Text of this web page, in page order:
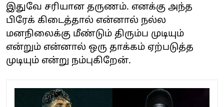
இதுவே சரியான தருணம். எனக்கு அந்த
பிரேக் கிடைத்தால் என்னால் நல்ல
மனநிலைக்கு மீண்டும் திரும்ப முடியும்
என்றும் என்னால் ஒரு தாக்கம் ஏற்படுத்த
முடியும் என்று நம்புகிறேன்.